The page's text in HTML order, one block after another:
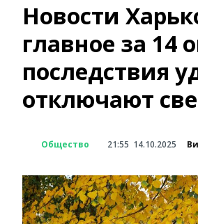
Новости
главное за 14
последствия
отключают
Общество 21:55 14.10.2025